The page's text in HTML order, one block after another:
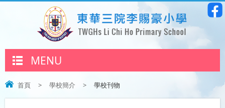
MENU
首頁 > 學校簡介 > 學校刊物